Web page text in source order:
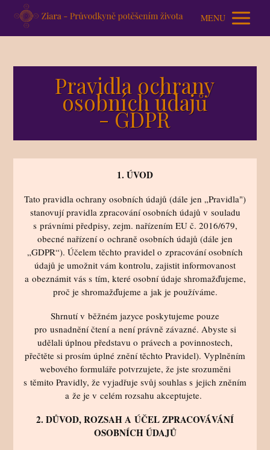
MENU
Pravidla ochrany
osobních údajů
- GDPR
1. ÚVOD
Tato pravidla ochrany osobních údajů (dále jen „Pravidla")
stanovují pravidla zpracování osobních údajů v souladu
s právními předpisy, zejm. nařízením EU č. 2016/679,
obecné nařízení o ochraně osobních údajů (dále jen
„GDPR“). Účelem těchto pravidel o zpracování osobních
údajů je umožnit vám kontrolu, zajistit informovanost
a obeznámit vás s tím, které osobní údaje shromažďujeme,
proč je shromažďujeme a jak je používáme.
Shrnutí v běžném jazyce poskytujeme pouze
pro usnadnění čtení a není právně závazné. Abyste si
udělali úplnou představu o právech a povinnostech,
přečtěte si prosím úplné znění těchto Pravidel). Vyplněním
webového formuláře potvrzujete, že jste srozuměni
s těmito Pravidly, že vyjadřuje svůj souhlas s jejich zněním
a že je v celém rozsahu akceptujete.
2. DŮVOD, ROZSAH A ÚČEL ZPRACOVÁVÁNÍ
OSOBNÍCH ÚDAJŮ